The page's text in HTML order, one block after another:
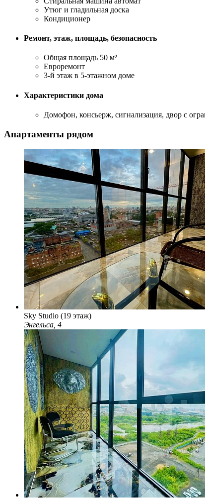
Утюг и гладильная доска
Кондиционер
Ремонт, этаж, площадь, безопасность
Общая площадь 50 м²
Евроремонт
3-й этаж в 5-этажном доме
Характеристики дома
Домофон, консьерж, сигнализация, двор с
Апартаменты рядом
Sky Studio (19 этаж)
Энгельса, 4